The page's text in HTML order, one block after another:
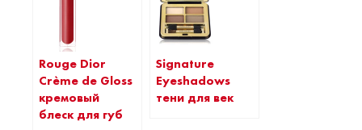
Rouge Dior
Crème de Gloss
кремовый
блеск для губ
Signature
Eyeshadows
тени для век